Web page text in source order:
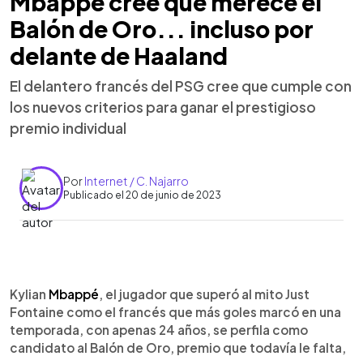
Balón de Oro... incluso por
delante de Haaland
El delantero francés del PSG cree que cumple con
los nuevos criterios para ganar el prestigioso
premio individual
PorInternet / C. Najarro
Publicado el 20 de junio de 2023
► Escuchar artículo
Kylian Mbappé , el jugador que superó al mito Just
Fontaine como el francés que más goles marcó en una
temporada, con apenas 24 años, se perfila como
candidato al Balón de Oro, premio que todavía le falta,